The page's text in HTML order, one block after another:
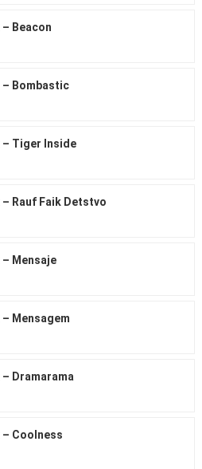
Beacon
– Bombastic
– Tiger Inside
– Rauf Faik Detstvo
– Mensaje
Mensagem
Dramarama
– Coolness